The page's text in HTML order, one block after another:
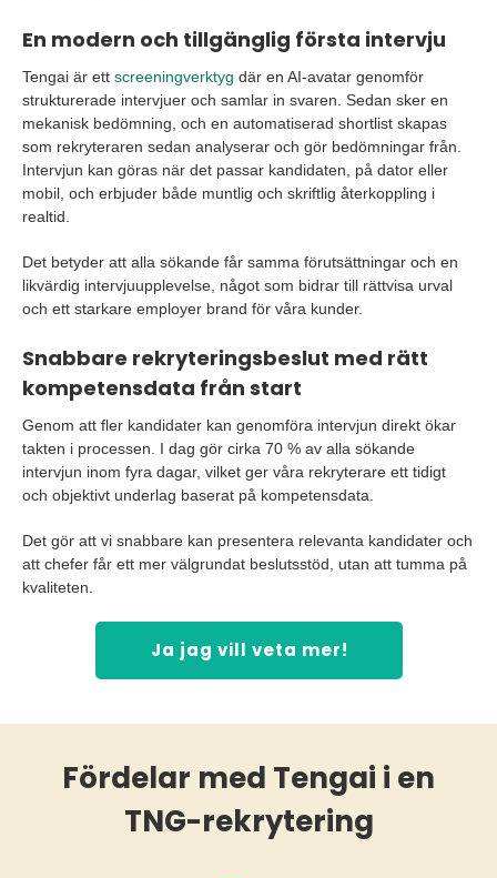
En modern och tillgänglig första intervju
Tengai är ett screeningverktyg där en AI-avatar genomför
strukturerade intervjuer och samlar in svaren. Sedan sker en
mekanisk bedömning, och en automatiserad shortlist skapas
som rekryteraren sedan analyserar och gör bedömningar från.
Intervjun kan göras när det passar kandidaten, på dator eller
mobil, och erbjuder både muntlig och skriftlig återkoppling i
realtid.
Det betyder att alla sökande får samma förutsättningar och en
likvärdig intervjuupplevelse, något som bidrar till rättvisa urval
och ett starkare employer brand för våra kunder.
Snabbare rekryteringsbeslut med rätt
kompetensdata från start
Genom att fler kandidater kan genomföra intervjun direkt ökar
takten i processen. I dag gör cirka 70 % av alla sökande
intervjun inom fyra dagar, vilket ger våra rekryterare ett tidigt
och objektivt underlag baserat på kompetensdata.
Det gör att vi snabbare kan presentera relevanta kandidater och
att chefer får ett mer välgrundat beslutsstöd, utan att tumma på
kvaliteten.
Ja jag vill veta mer!
Fördelar med Tengai i en
TNG-rekrytering